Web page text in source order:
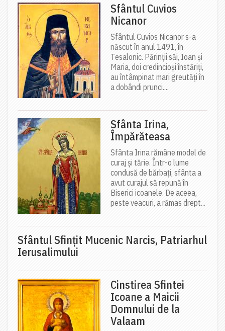
Sfântul Cuvios
Nicanor
Sfântul Cuvios Nicanor s-a
născut în anul 1491, în
Tesalonic. Părinții săi, Ioan și
Maria, doi credincioși înstăriți,
au întâmpinat mari greutăți în
a dobândi prunci....
Sfânta Irina,
Împărăteasa
Sfânta Irina rămâne model de
curaj și tărie. Într-o lume
condusă de bărbați, sfânta a
avut curajul să repună în
Biserici icoanele. De aceea,
peste veacuri, a rămas drept...
Sfântul Sfinţit Mucenic Narcis, Patriarhul
Ierusalimului
Cinstirea Sfintei
Icoane a Maicii
Domnului de la
Valaam